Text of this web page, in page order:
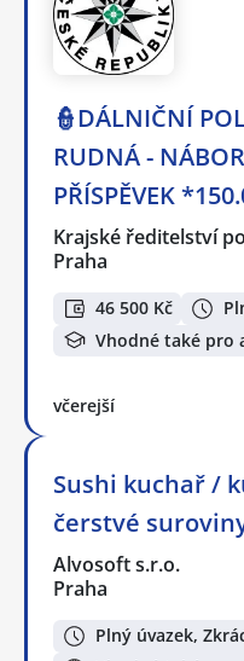
👮DÁLNIČNÍ
RUDNÁ -
PŘÍSPĚVEK
Krajské ředitelství
Praha
46 500 Kč
Vhodné také pro
včerejší
Sushi kuchař /
čerstvé
Alvosoft s.r.o.
Praha
Plný úvazek,